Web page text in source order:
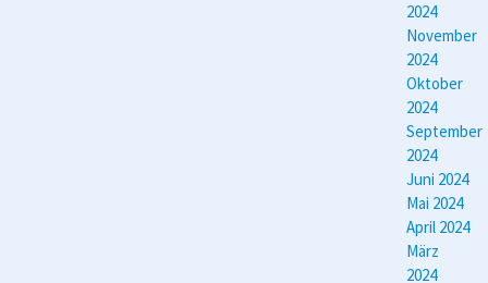
2024
November
2024
Oktober
2024
September
2024
Juni 2024
Mai 2024
April 2024
März
2024